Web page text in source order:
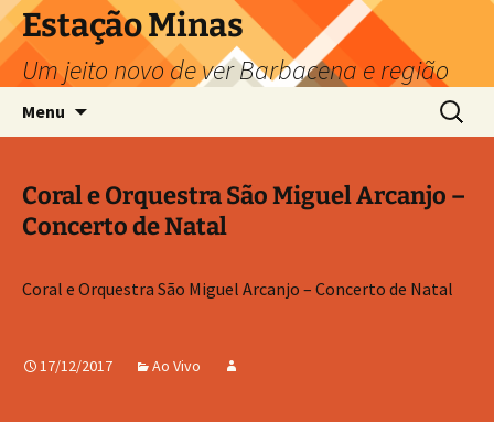
Pular
para
o
conteúdo
Estação Minas
Um jeito novo de ver Barbacena e região
Menu
por:
Coral e Orquestra São Miguel Arcanjo –
Concerto de Natal
Coral e Orquestra São Miguel Arcanjo – Concerto de Natal
17/12/2017 Ao Vivo